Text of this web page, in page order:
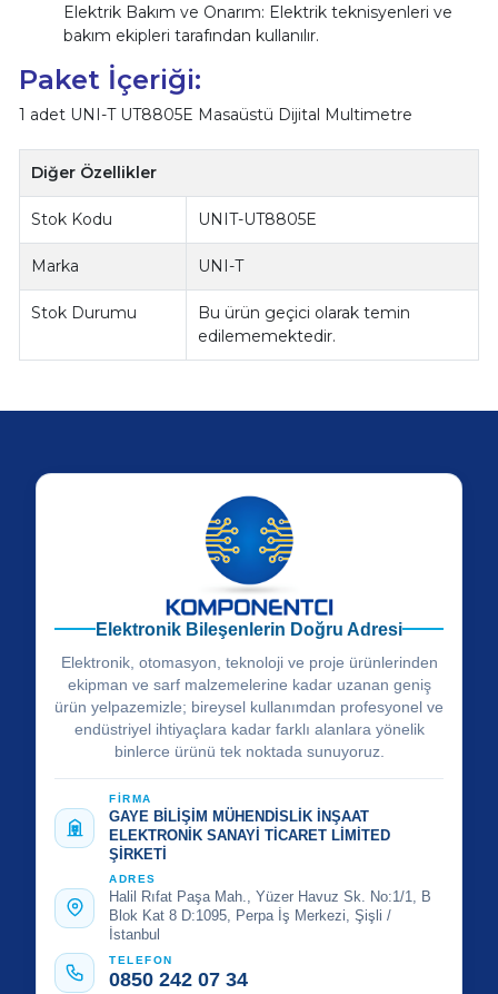
Elektrik Bakım ve Onarım: Elektrik teknisyenleri ve
bakım ekipleri tarafından kullanılır.
Paket İçeriği:
1 adet UNI-T UT8805E Masaüstü Dijital Multimetre
Diğer Özellikler
Stok Kodu UNIT-UT8805E
Marka UNI-T
Stok Durumu
Bu ürün geçici olarak temin
edilememektedir.
Elektronik Bileşenlerin Doğru Adresi
Elektronik, otomasyon, teknoloji ve proje ürünlerinden
ekipman ve sarf malzemelerine kadar uzanan geniş
ürün yelpazemizle; bireysel kullanımdan profesyonel ve
endüstriyel ihtiyaçlara kadar farklı alanlara yönelik
binlerce ürünü tek noktada sunuyoruz.
FİRMA
GAYE BİLİŞİM MÜHENDİSLİK İNŞAAT
ELEKTRONİK SANAYİ TİCARET LİMİTED
ŞİRKETİ
ADRES
Halil Rıfat Paşa Mah., Yüzer Havuz Sk. No:1/1, B
Blok Kat 8 D:1095, Perpa İş Merkezi, Şişli /
İstanbul
TELEFON
0850 242 07 34